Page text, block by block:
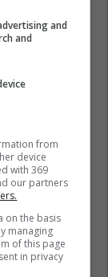
and
and
from
device
with 369
our partners
on the basis
managing
of this page
in privacy